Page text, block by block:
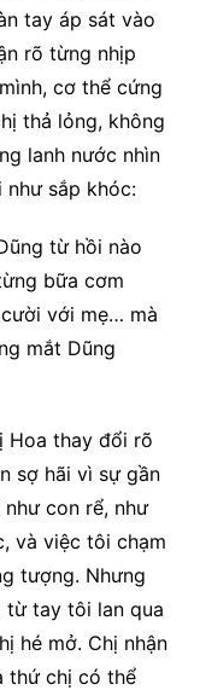
tay áp sát vào
rõ từng nhịp
cơ thể cứng
thả lỏng, không
lanh nước nhìn
sắp khóc:
từ hồi nào
bữa cơm
với mẹ… mà
mắt Dũng
Hoa thay đổi rõ
sợ hãi vì sự gần
con rể, như
và việc tôi chạm
tượng. Nhưng
từ tay tôi lan qua
hé mở. Chị nhận
thứ chị có thể